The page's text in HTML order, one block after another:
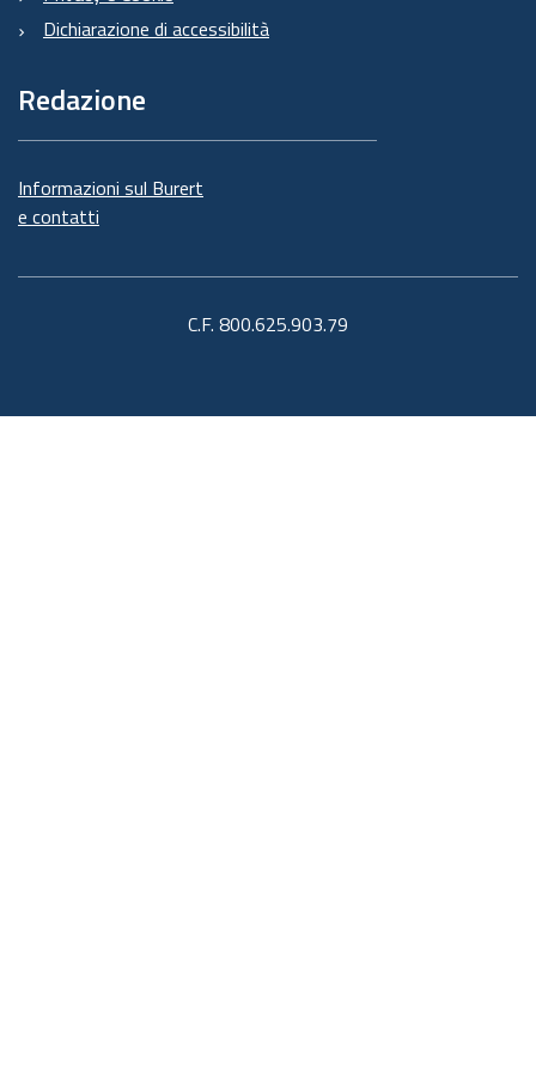
Dichiarazione di accessibilità
Redazione
Informazioni sul Burert
e contatti
C.F. 800.625.903.79